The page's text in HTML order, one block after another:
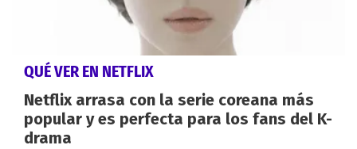
QUÉ VER EN NETFLIX
Netflix arrasa con la serie coreana más
popular y es perfecta para los fans del K-
drama